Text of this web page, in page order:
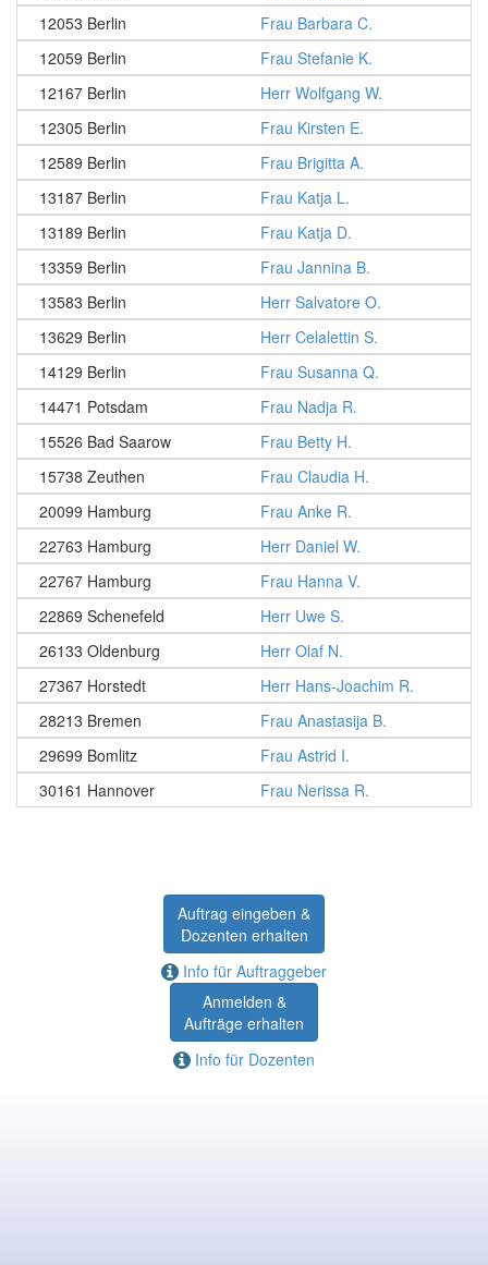
12053 Berlin
Frau Barbara C.
12059 Berlin
Frau Stefanie K.
12167 Berlin
Herr Wolfgang W.
12305 Berlin
Frau Kirsten E.
12589 Berlin
Frau Brigitta A.
13187 Berlin
Frau Katja L.
13189 Berlin
Frau Katja D.
13359 Berlin
Frau Jannina B.
13583 Berlin
Herr Salvatore O.
13629 Berlin
Herr Celalettin S.
14129 Berlin
Frau Susanna Q.
14471 Potsdam
Frau Nadja R.
15526 Bad Saarow
Frau Betty H.
15738 Zeuthen
Frau Claudia H.
20099 Hamburg
Frau Anke R.
22763 Hamburg
Herr Daniel W.
22767 Hamburg
Frau Hanna V.
22869 Schenefeld
Herr Uwe S.
26133 Oldenburg
Herr Olaf N.
27367 Horstedt
Herr Hans-Joachim R.
28213 Bremen
Frau Anastasija B.
29699 Bomlitz
Frau Astrid I.
30161 Hannover
Frau Nerissa R.
Auftrag eingeben &
Dozenten erhalten
Info für Auftraggeber
Anmelden &
Aufträge erhalten
Info für Dozenten